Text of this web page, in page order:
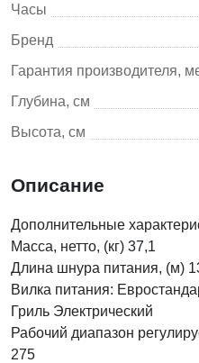
Часы
Бренд
Гарантия производителя,
Глубина, см
Высота, см
Описание
Дополнительные
Масса, нетто, (кг) 37,1
Длина шнура питания, (м)
Вилка питания:
Гриль Электрический
Рабочий диапазон
275